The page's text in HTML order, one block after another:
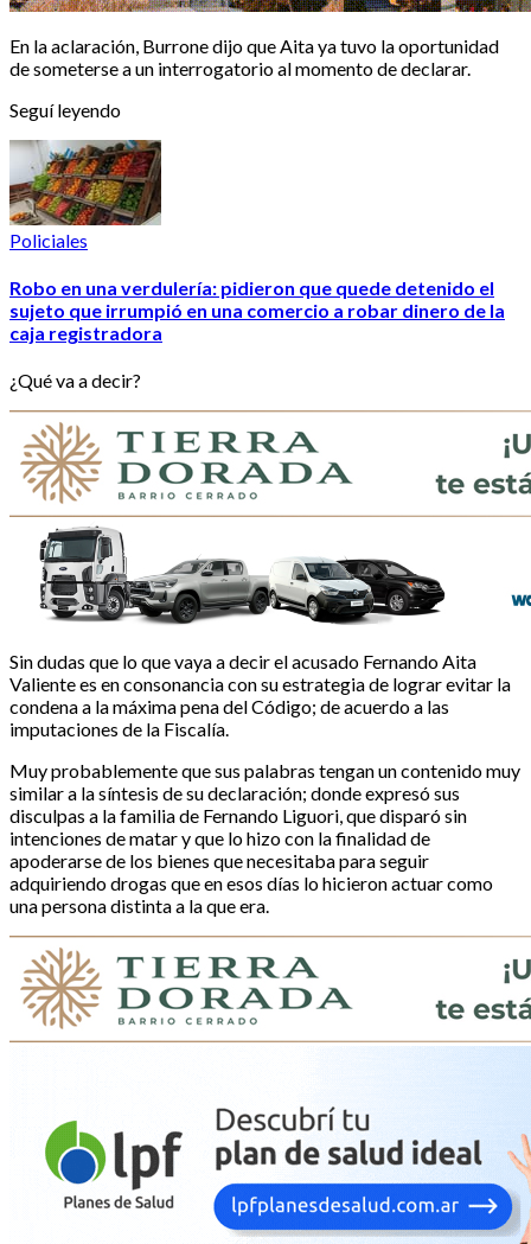
En la aclaración, Burrone dijo que Aita ya tuvo la oportunidad
de someterse a un interrogatorio al momento de declarar.
Seguí leyendo
Policiales
Robo en una verdulería: pidieron que quede detenido el
sujeto que irrumpió en una comercio a robar dinero de la
caja registradora
¿Qué va a decir?
Sin dudas que lo que vaya a decir el acusado Fernando Aita
Valiente es en consonancia con su estrategia de lograr evitar la
condena a la máxima pena del Código; de acuerdo a las
imputaciones de la Fiscalía.
Muy probablemente que sus palabras tengan un contenido muy
similar a la síntesis de su declaración; donde expresó sus
disculpas a la familia de Fernando Liguori, que disparó sin
intenciones de matar y que lo hizo con la finalidad de
apoderarse de los bienes que necesitaba para seguir
adquiriendo drogas que en esos días lo hicieron actuar como
una persona distinta a la que era.